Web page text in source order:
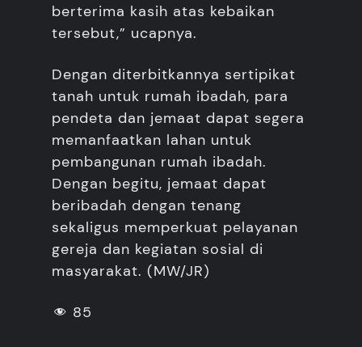
berterima kasih atas kebaikan
tersebut,” ucapnya.
Dengan diterbitkannya sertipikat
tanah untuk rumah ibadah, para
pendeta dan jemaat dapat segera
memanfaatkan lahan untuk
pembangunan rumah ibadah.
Dengan begitu, jemaat dapat
beribadah dengan tenang
sekaligus memperkuat pelayanan
gereja dan kegiatan sosial di
masyarakat. (MW/JR)
85